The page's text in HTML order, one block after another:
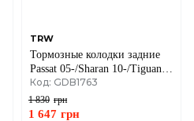
TRW
Тормозные колодки задние
Passat 05-/Sharan 10-/Tiguan
07-
Код: GDB1763
1 830 грн
1 647 грн